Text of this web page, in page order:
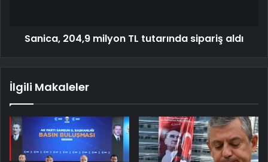
Sanica, 204,9 milyon TL tutarında sipariş aldı
İlgili Makaleler